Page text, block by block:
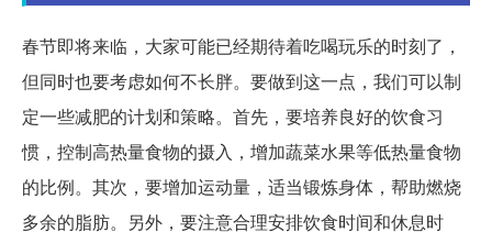
春节即将来临，大家可能已经期待着吃喝玩乐的时刻了，
但同时也要考虑如何不长胖。要做到这一点，我们可以制
定一些减肥的计划和策略。首先，要培养良好的饮食习
惯，控制高热量食物的摄入，增加蔬菜水果等低热量食物
的比例。其次，要增加运动量，适当锻炼身体，帮助燃烧
多余的脂肪。另外，要注意合理安排饮食时间和休息时